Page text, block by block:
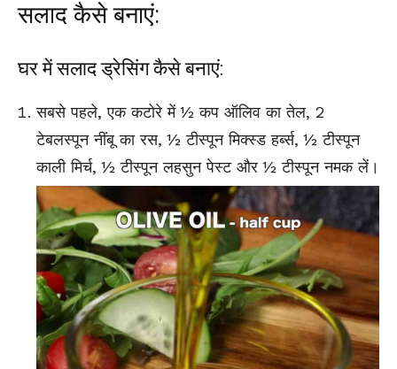
सलाद कैसे बनाएं:
घर में सलाद ड्रेसिंग कैसे बनाएं:
सबसे पहले, एक कटोरे में ½ कप ऑलिव का तेल, 2
टेबलस्पून नींबू का रस, ½ टीस्पून मिक्स्ड हर्ब्स, ½ टीस्पून
काली मिर्च, ½ टीस्पून लहसुन पेस्ट और ½ टीस्पून नमक लें।